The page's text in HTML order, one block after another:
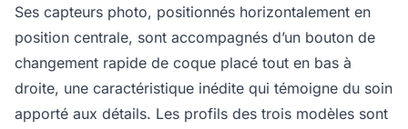
Ses capteurs photo, positionnés horizontalement en
position centrale, sont accompagnés d’un bouton de
changement rapide de coque placé tout en bas à
droite, une caractéristique inédite qui témoigne du soin
apporté aux détails. Les profils des trois modèles sont